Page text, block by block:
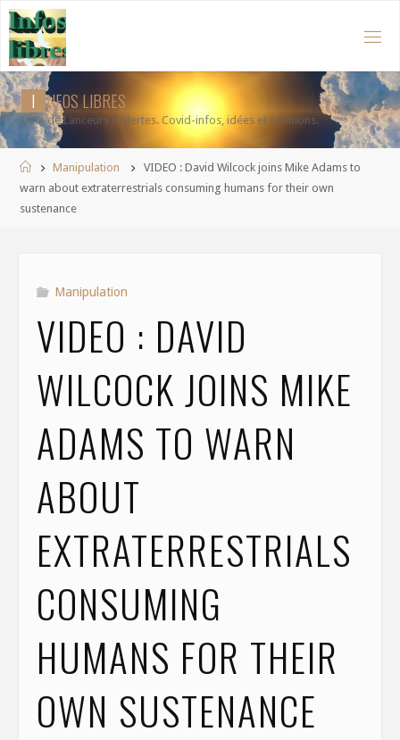
Aller
au
contenu
I NFOSLIBRES
Liste de Lanceurs d'alertes. Covid-infos, idées et solutions.
AccueilManipulation
VIDEO : David Wilcock joins Mike Adams to
warn about extraterrestrials consuming humans for their own
sustenance
Manipulation
VIDEO : DAVID
WILCOCK JOINS MIKE
ADAMS TO WARN
ABOUT
EXTRATERRESTRIALS
CONSUMING
HUMANS FOR THEIR
OWN SUSTENANCE